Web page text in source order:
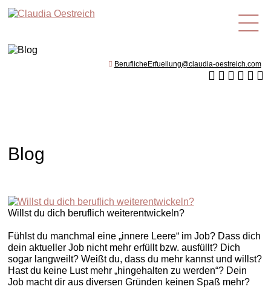
de
BeruflicheErfuellung@claudia-oestreich.com
Blog
Willst du dich beruflich weiterentwickeln?
Fühlst du manchmal eine „innere Leere“ im Job? Dass dich
dein aktueller Job nicht mehr erfüllt bzw. ausfüllt? Dich
sogar langweilt? Weißt du, dass du mehr kannst und willst?
Hast du keine Lust mehr „hingehalten zu werden“? Dein
Job macht dir aus diversen Gründen keinen Spaß mehr?